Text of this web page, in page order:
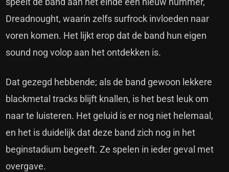
Dreadnought, waarin zelfs surfrock invloeden naar
voren komen. Het lijkt erop dat de band hun eigen
sound nog volop aan het ontdekken is.
Dat gezegd hebbende; als de band gewoon lekkere
blackmetal tracks blijft knallen, is het best leuk om
naar te luisteren. Het geluid is er nog niet helemaal,
en het is duidelijk dat deze band zich nog in het
beginstadium begeeft. Ze spelen in ieder geval met
overgave.